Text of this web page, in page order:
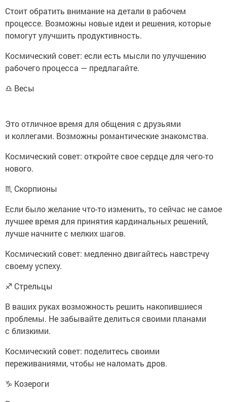
Стоит обратить внимание на детали в рабочем
процессе. Возможны новые идеи и решения, которые
помогут улучшить продуктивность.
Космический совет: если есть мысли по улучшению
рабочего процесса — предлагайте.
♎ Весы
Это отличное время для общения с друзьями
и коллегами. Возможны романтические знакомства.
Космический совет: откройте свое сердце для чего-то
нового.
♏ Скорпионы
Если было желание что-то изменить, то сейчас не самое
лучшее время для принятия кардинальных решений,
лучше начните с мелких шагов.
Космический совет: медленно двигайтесь навстречу
своему успеху.
♐ Стрельцы
В ваших руках возможность решить накопившиеся
проблемы. Не забывайте делиться своими планами
с близкими.
Космический совет: поделитесь своими
переживаниями, чтобы не наломать дров.
♑ Козероги